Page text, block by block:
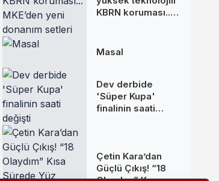
KBRN koruması...
Masal
Dev derbide
'Süper Kupa'
finalinin saati
Çetin Kara’dan
Güçlü Çıkış! “18